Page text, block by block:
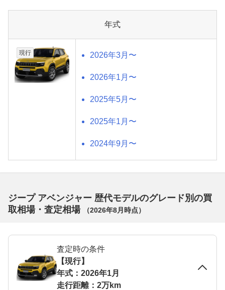
年式
現行 2026年3月〜
2026年1月〜
2025年5月〜
2025年1月〜
2024年9月〜
ジープ アベンジャー 歴代モデルのグレード別の買
取相場・査定相場
（2026年8月 時点）
査定時の条件
【現行】
年式：2026年1月
走行距離：2万km